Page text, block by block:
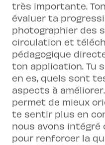
très importante.
évaluer ta
photographier des
circulation et
pédagogique
ton application. Tu
en es, quels sont
aspects à
permet de mieux
te sentir plus en
nous avons
pour renforcer la